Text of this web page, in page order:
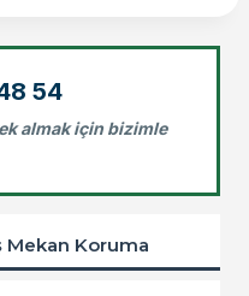
54
almak için bizimle
Mekan Koruma